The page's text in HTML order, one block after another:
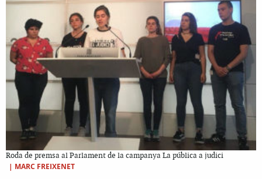
Roda de premsa al Parlament de la campanya La pública a judici
| MARC FREIXENET